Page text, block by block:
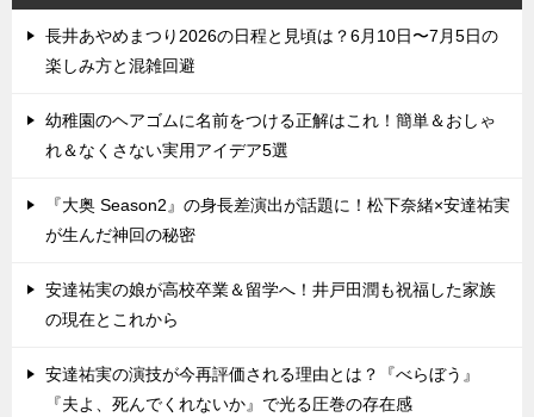
長井あやめまつり2026の日程と見頃は？6月10日〜7月5日の
楽しみ方と混雑回避
幼稚園のヘアゴムに名前をつける正解はこれ！簡単＆おしゃ
れ＆なくさない実用アイデア5選
『大奥 Season2』の身長差演出が話題に！松下奈緒×安達祐実
が生んだ神回の秘密
安達祐実の娘が高校卒業＆留学へ！井戸田潤も祝福した家族
の現在とこれから
安達祐実の演技が今再評価される理由とは？『べらぼう』
『夫よ、死んでくれないか』で光る圧巻の存在感